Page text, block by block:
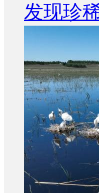
发现珍